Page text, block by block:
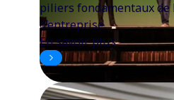
piliers fondamentaux
d’entreprise.
En savoir plus